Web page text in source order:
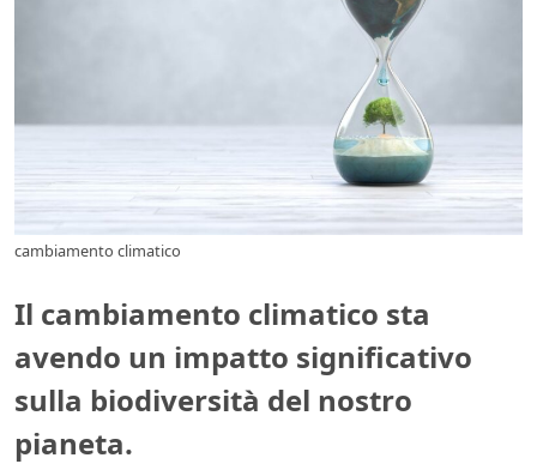
cambiamento climatico
Il cambiamento climatico sta
avendo un impatto significativo
sulla biodiversità del nostro
pianeta.